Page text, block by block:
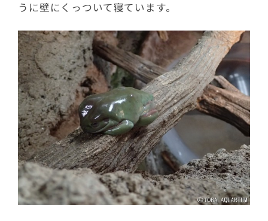
うに壁にくっついて寝ています。